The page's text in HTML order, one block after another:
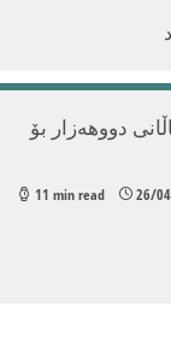
دووهه‌زار بۆ
26/
11 min read